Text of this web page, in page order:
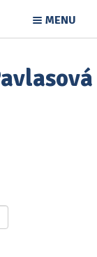
MENU